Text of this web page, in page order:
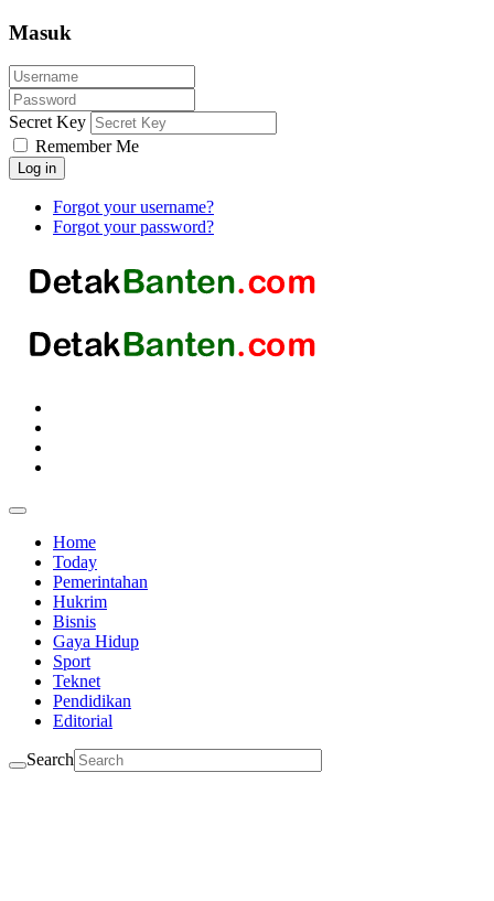
Masuk
Secret Key
Remember Me
Log in
Forgot your username?
Forgot your password?
Home
Today
Pemerintahan
Hukrim
Bisnis
Gaya Hidup
Sport
Teknet
Pendidikan
Editorial
Search